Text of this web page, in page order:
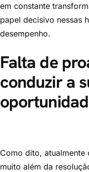
em constante
papel decisivo nessas
desempenho.
Falta de
conduzir a
Como dito,
muito além da